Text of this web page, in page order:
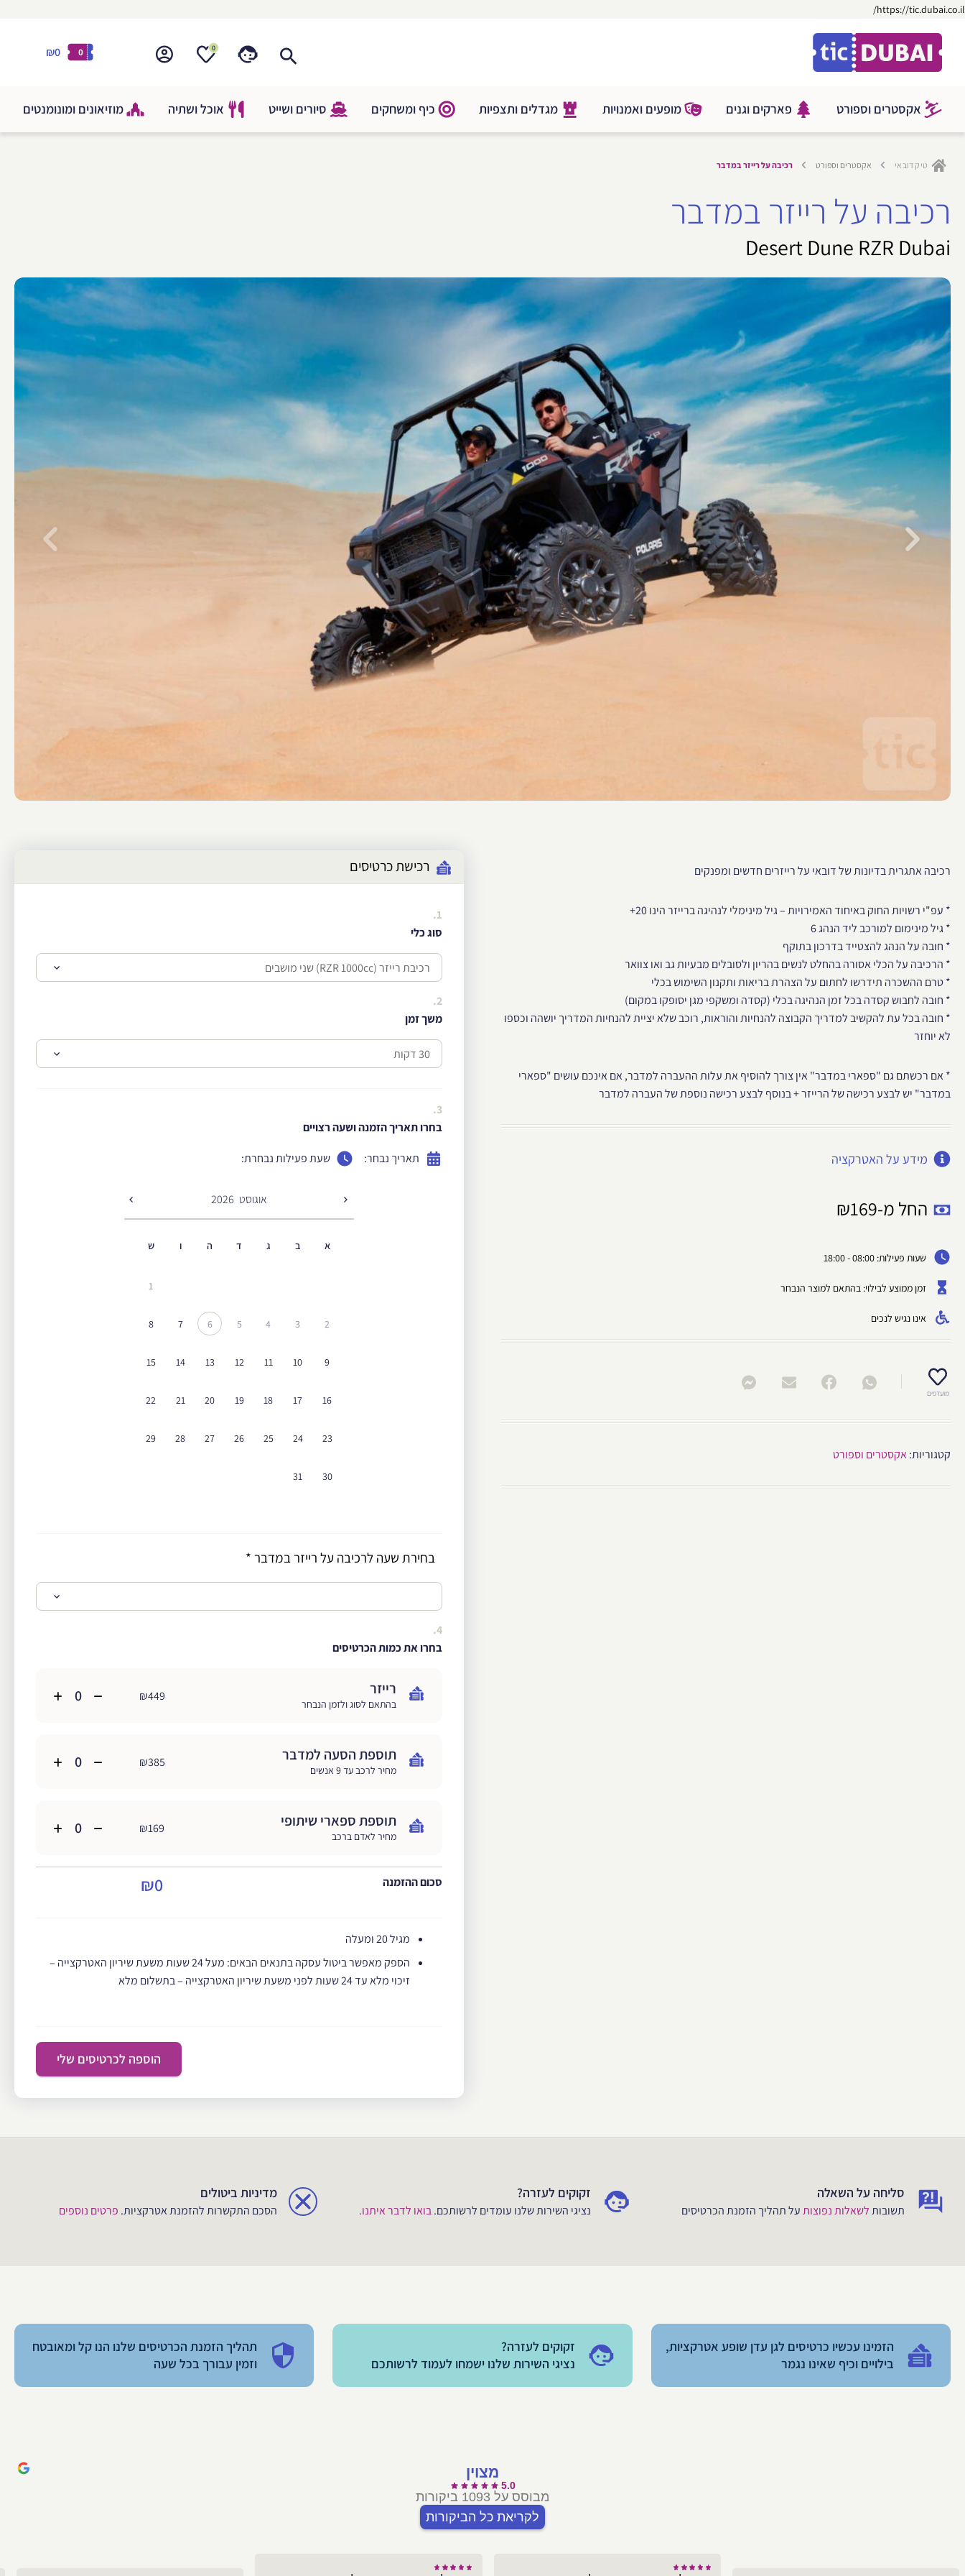
https://tic.dubai.co.il/
דילוג
0
0
₪0
אקסטרים וספורט פארקים וגנים מופעים ואמנויות מגדלים ותצפיות כיף ומשחקים סיורים ושייט אוכל ושתיה מוזיאונים ומונומנטים
טיק דובאי אקסטרים וספורט רכיבה על רייזר במדבר
רכיבה על רייזר במדבר
Desert Dune RZR Dubai
רכיבה אתגרית בדיונות של דובאי על רייזרים חדשים ומפנקים
* עפ"י רשויות החוק באיחוד האמירויות – גיל מינימלי לנהיגה ברייזר הינו 20+
* גיל מינימום למורכב ליד הנהג 6
* חובה על הנהג להצטייד בדרכון בתוקף
* הרכיבה על הכלי אסורה בהחלט לנשים בהריון ולסובלים מבעיות גב ואו צוואר
* טרם ההשכרה תידרשו לחתום על הצהרת בריאות ותקנון השימוש בכלי
* חובה לחבוש קסדה בכל זמן הנהיגה בכלי (קסדה ומשקפי מגן יסופקו במקום)
* חובה בכל עת להקשיב למדריך הקבוצה להנחיות והוראות, רוכב שלא יציית להנחיות המדריך יושהה וכספו
לא יוחזר
* אם רכשתם גם "ספארי במדבר" אין צורך להוסיף את עלות ההעברה למדבר, אם אינכם עושים "ספארי
במדבר" יש לבצע רכישה של הרייזר + בנוסף לבצע רכישה נוספת של העברה למדבר
מידע על האטרקציה
החל מ- ₪169
שעות פעילות: 08:00 - 18:00
זמן ממוצע לבילוי: בהתאם למוצר הנבחר
אינו נגיש לנכים
מועדפים
קטגוריות:אקסטרים וספורט
רכישת כרטיסים
1.
סוג כלי
2.
משך זמן
3.
בחרו תאריך הזמנה ושעה רצויים
תאריך נבחר: שעת פעילות נבחרת:
אוגוסט 2026
א ב ג ד ה ו ש
1
2
3
4
5
6
7
8
9
10
11
12
13
14
15
16
17
18
19
20
21
22
23
24
25
26
27
28
29
30
31
בחירת שעה לרכיבה על רייזר במדבר *
4.
בחרו את כמות הכרטיסים
רייזר
בהתאם לסוג ולזמן הנבחר
₪449
תוספת הסעה למדבר
מחיר לרכב עד 9 אנשים
₪385
תוספת ספארי שיתופי
מחיר לאדם ברכב
₪169
סכום ההזמנה ₪0
מגיל 20 ומעלה
הספק מאפשר ביטול עסקה בתנאים הבאים: מעל 24 שעות משעת שיריון האטרקצייה –
זיכוי מלא עד 24 שעות לפני משעת שיריון האטרקצייה – בתשלום מלא
הוספה לכרטיסים שלי
סליחה על השאלה
תשובותלשאלות נפוצותעל תהליך הזמנת הכרטיסים
זקוקים לעזרה?
נציגי השירות שלנו עומדים לרשותכם.בואו לדבר איתנו.
מדיניות ביטולים
הסכם התקשרות להזמנת אטרקציות. פרטים נוספים
הזמינו עכשיו כרטיסים לגן עדן שופע אטרקציות,
בילויים וכיף שאינו נגמר
זקוקים לעזרה?
נציגי השירות שלנו ישמחו לעמוד לרשותכם
תהליך הזמנת הכרטיסים שלנו הנו קל ומאובטח
וזמין עבורך בכל שעה
מצוין
5.0
מבוסס על 1093 ביקורות
לקריאת כל הביקורות